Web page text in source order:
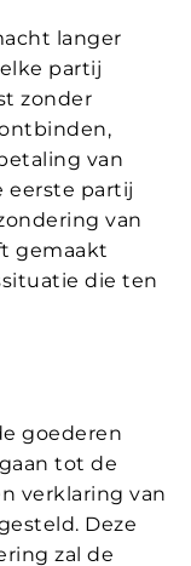
langer
partij
zonder
van
eerste partij
van
gemaakt
die ten
goederen
tot de
verklaring van
Deze
zal de